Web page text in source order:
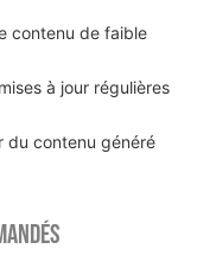
contenu de faible
à jour régulières
du contenu généré